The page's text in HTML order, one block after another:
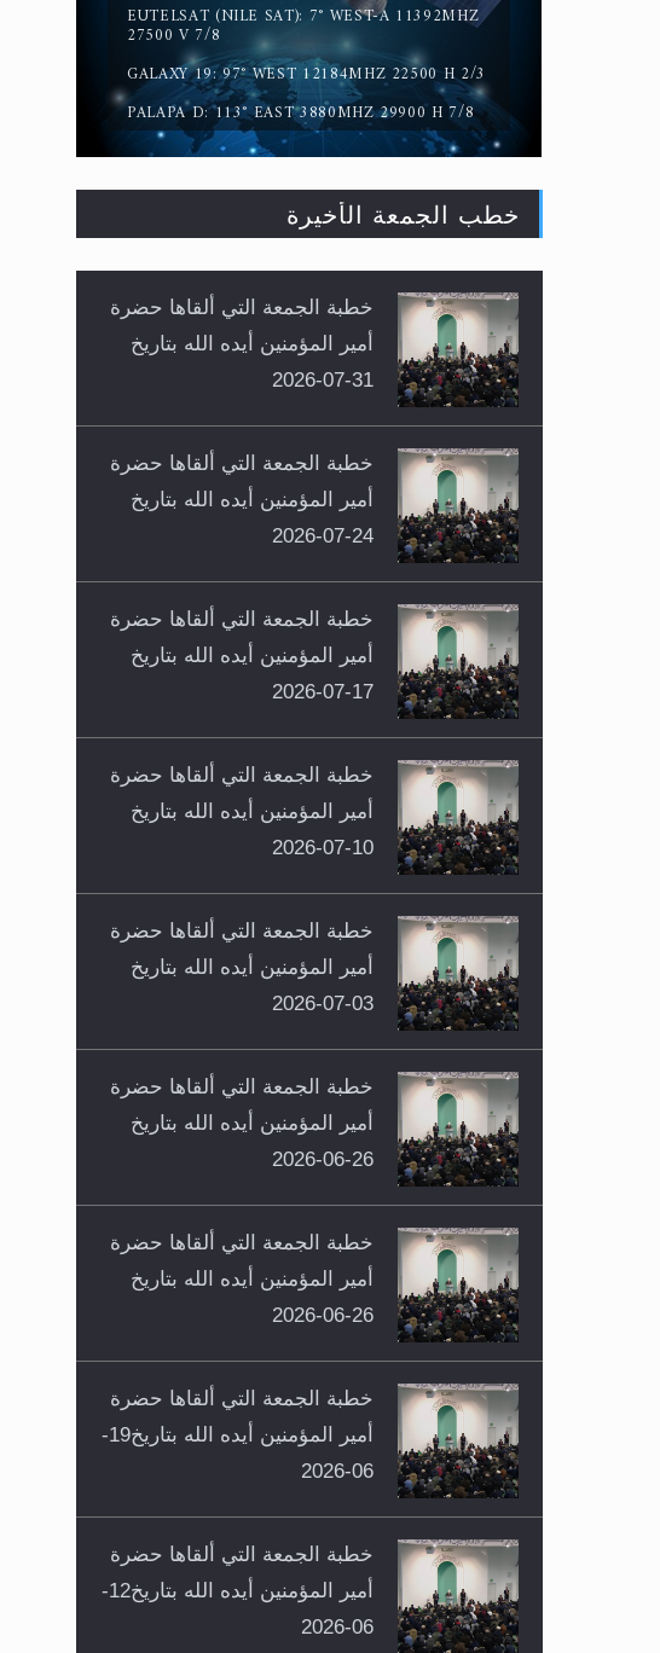
EUTELSAT (NILE SAT): 7° WEST-A 11392MHZ
27500 V 7/8
GALAXY 19: 97° WEST 12184MHZ 22500 H 2/3
PALAPA D: 113° EAST 3880MHZ 29900 H 7/8
خطب الجمعة الأخيرة
خطبة الجمعة التي ألقاها حضرة
أمير المؤمنين أيده الله بتاريخ
31-07-2026
خطبة الجمعة التي ألقاها حضرة
أمير المؤمنين أيده الله بتاريخ
24-07-2026
خطبة الجمعة التي ألقاها حضرة
أمير المؤمنين أيده الله بتاريخ
17-07-2026
خطبة الجمعة التي ألقاها حضرة
أمير المؤمنين أيده الله بتاريخ
10-07-2026
خطبة الجمعة التي ألقاها حضرة
أمير المؤمنين أيده الله بتاريخ
03-07-2026
خطبة الجمعة التي ألقاها حضرة
أمير المؤمنين أيده الله بتاريخ
26-06-2026
خطبة الجمعة التي ألقاها حضرة
أمير المؤمنين أيده الله بتاريخ
26-06-2026
خطبة الجمعة التي ألقاها حضرة
أمير المؤمنين أيده الله بتاريخ19-
06-2026
خطبة الجمعة التي ألقاها حضرة
أمير المؤمنين أيده الله بتاريخ12-
06-2026